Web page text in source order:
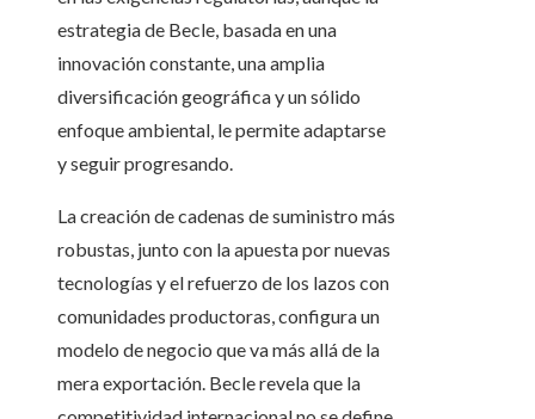
estrategia de Becle, basada en una
innovación constante, una amplia
diversificación geográfica y un sólido
enfoque ambiental, le permite adaptarse
y seguir progresando.
La creación de cadenas de suministro más
robustas, junto con la apuesta por nuevas
tecnologías y el refuerzo de los lazos con
comunidades productoras, configura un
modelo de negocio que va más allá de la
mera exportación. Becle revela que la